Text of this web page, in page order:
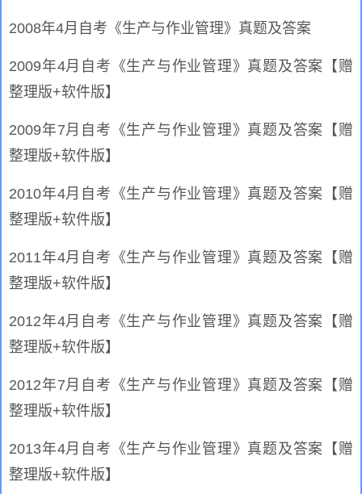
2008年4月自考《生产与作业管理》真题及答案
2009年4月自考《生产与作业管理》真题及答案【赠
整理版+软件版】
2009年7月自考《生产与作业管理》真题及答案【赠
整理版+软件版】
2010年4月自考《生产与作业管理》真题及答案【赠
整理版+软件版】
2011年4月自考《生产与作业管理》真题及答案【赠
整理版+软件版】
2012年4月自考《生产与作业管理》真题及答案【赠
整理版+软件版】
2012年7月自考《生产与作业管理》真题及答案【赠
整理版+软件版】
2013年4月自考《生产与作业管理》真题及答案【赠
整理版+软件版】